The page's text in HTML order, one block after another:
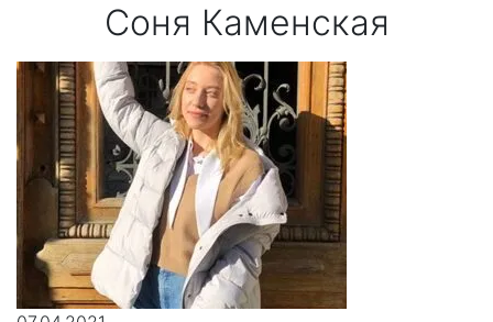
Соня Каменская